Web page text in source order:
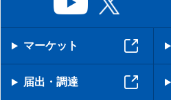
マーケット
届出・調達